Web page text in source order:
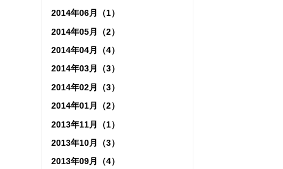
2014年06月（1）
2014年05月（2）
2014年04月（4）
2014年03月（3）
2014年02月（3）
2014年01月（2）
2013年11月（1）
2013年10月（3）
2013年09月（4）